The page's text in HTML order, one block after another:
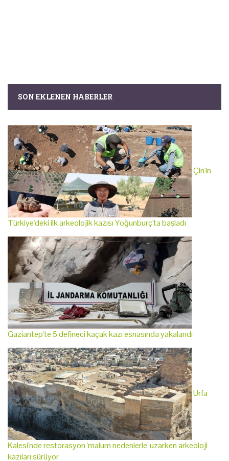
SON EKLENEN HABERLER
Çin'in
Türkiye'deki ilk arkeolojik kazısı Yoğunburç'ta başladı
Gaziantep'te 5 defineci kaçak kazı esnasında yakalandı
Urfa
Kalesi'nde restorasyon 'malum nedenlerle' uzarken arkeoloji
kazıları sürüyor